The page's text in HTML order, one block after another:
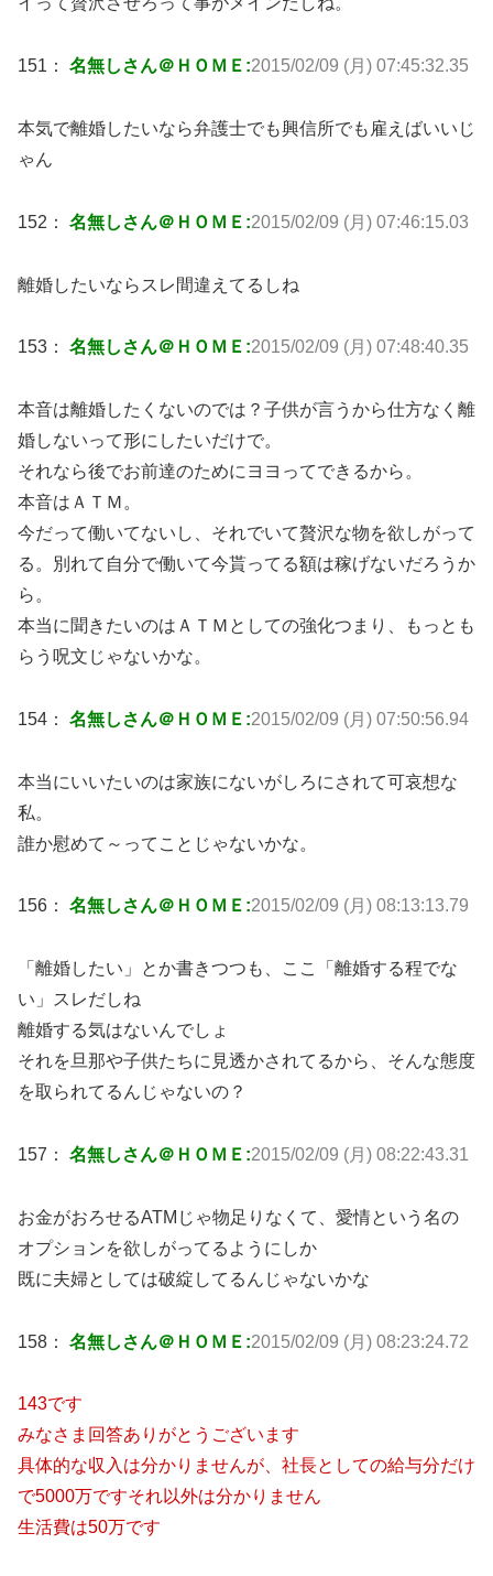
151： 名無しさん＠ＨＯＭＥ:2015/02/09 (月) 07:45:32.35
本気で離婚したいなら弁護士でも興信所でも雇えばいいじ
ゃん
152： 名無しさん＠ＨＯＭＥ:2015/02/09 (月) 07:46:15.03
離婚したいならスレ間違えてるしね
153： 名無しさん＠ＨＯＭＥ:2015/02/09 (月) 07:48:40.35
本音は離婚したくないのでは？子供が言うから仕方なく離
婚しないって形にしたいだけで。
それなら後でお前達のためにヨヨってできるから。
本音はＡＴＭ。
今だって働いてないし、それでいて贅沢な物を欲しがって
る。別れて自分で働いて今貰ってる額は稼げないだろうか
ら。
本当に聞きたいのはＡＴＭとしての強化つまり、もっとも
らう呪文じゃないかな。
154： 名無しさん＠ＨＯＭＥ:2015/02/09 (月) 07:50:56.94
本当にいいたいのは家族にないがしろにされて可哀想な
私。
誰か慰めて～ってことじゃないかな。
156： 名無しさん＠ＨＯＭＥ:2015/02/09 (月) 08:13:13.79
「離婚したい」とか書きつつも、ここ「離婚する程でな
い」スレだしね
離婚する気はないんでしょ
それを旦那や子供たちに見透かされてるから、そんな態度
を取られてるんじゃないの？
157： 名無しさん＠ＨＯＭＥ:2015/02/09 (月) 08:22:43.31
お金がおろせるATMじゃ物足りなくて、愛情という名の
オプションを欲しがってるようにしか
既に夫婦としては破綻してるんじゃないかな
158： 名無しさん＠ＨＯＭＥ:2015/02/09 (月) 08:23:24.72
143です
みなさま回答ありがとうございます
具体的な収入は分かりませんが、社長としての給与分だけ
で5000万ですそれ以外は分かりません
生活費は50万です